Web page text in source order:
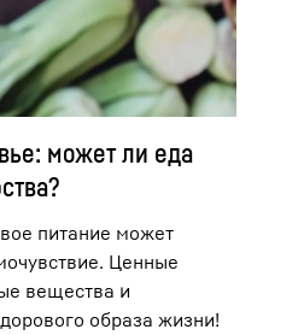
может ли еда
питание может
Ценные
вещества и
образа жизни!